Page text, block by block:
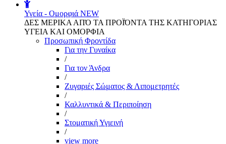
Υγεία - Ομορφιά NEW
ΔΕΣ ΜΕΡΙΚΑ ΑΠΌ ΤΑ ΠΡΟΪΌΝΤΑ ΤΗΣ ΚΑΤΗΓΟΡΙΑΣ
ΥΓΕΙΑ ΚΑΙ ΟΜΟΡΦΙΑ
Προσωπική Φροντίδα
Για την Γυναίκα
/
Για τον Άνδρα
/
Ζυγαριές Σώματος & Λιπομετρητές
/
Καλλυντικά & Περιποίηση
/
Στοματική Υγιεινή
/
view more